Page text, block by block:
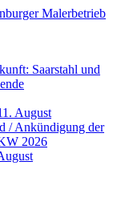
Saarstahl und
August
/ Ankündigung der
2026